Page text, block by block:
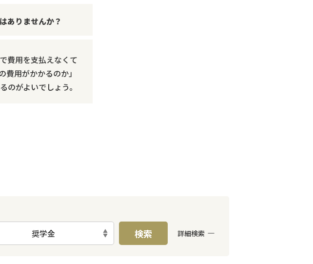
ありませんか？
費用を支払えなくて
用がかかるのか」
のがよいでしょう。
奨学金 検索 詳細検索